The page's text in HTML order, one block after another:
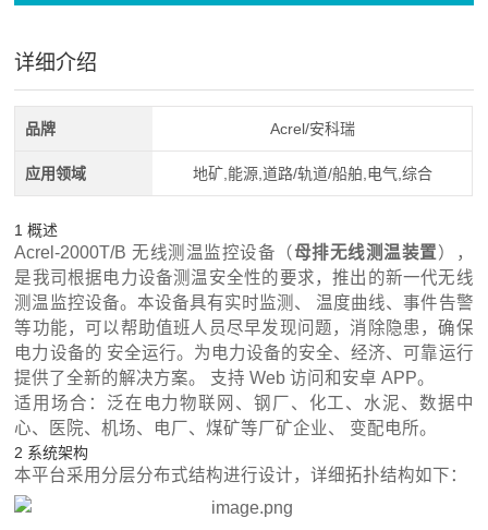
详细介绍
品牌 Acrel/安科瑞
应用领域 地矿,能源,道路/轨道/船舶,电气,综合
1 概述
Acrel-2000T/B 无线测温监控设备（ 母排无线测温装置），
是我司根据电力设备测温安全性的要求，推出的新一代无线
测温监控设备。本设备具有实时监测、 温度曲线、事件告警
等功能，可以帮助值班人员尽早发现问题，消除隐患，确保
电力设备的 安全运行。为电力设备的安全、经济、可靠运行
提供了全新的解决方案。 支持 Web 访问和安卓 APP。
适用场合：泛在电力物联网、钢厂、化工、水泥、数据中
心、医院、机场、电厂、煤矿等厂矿企业、 变配电所。
2 系统架构
本平台采用分层分布式结构进行设计，详细拓扑结构如下：